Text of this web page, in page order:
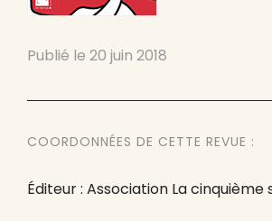
Publié le 20 juin 2018
COORDONNÉES DE CETTE REVUE :
Éditeur : Association La cinquième